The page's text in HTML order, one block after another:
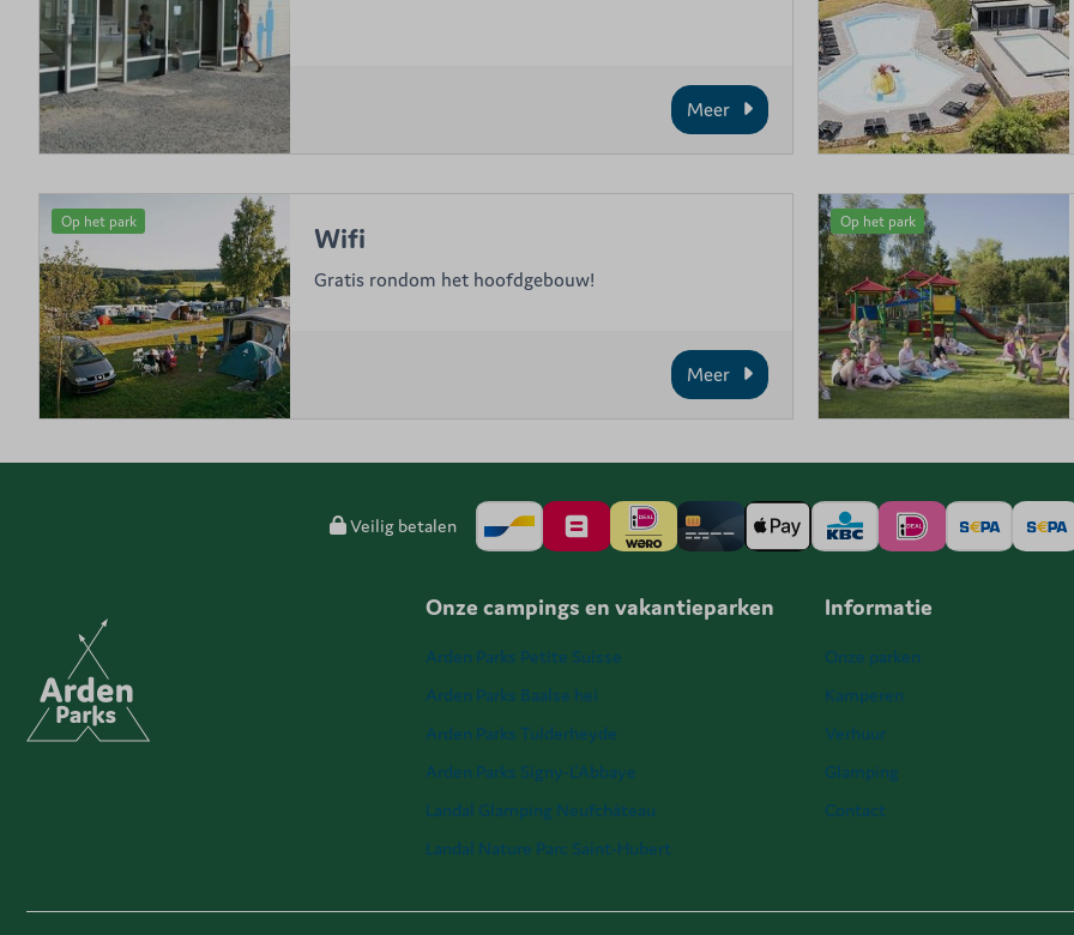
Meer
Op het park
Wifi
Gratis rondom het hoofdgebouw!
Meer
Op het park
Veilig betalen
Onze campings en vakantieparken
Arden Parks Petite Suisse
Arden Parks Baalse hei
Arden Parks Tulderheyde
Arden Parks Signy-L'Abbaye
Landal Glamping Neufchâteau
Landal Nature Parc Saint-Hubert
Informatie
Onze parken
Kamperen
Verhuur
Glamping
Contact